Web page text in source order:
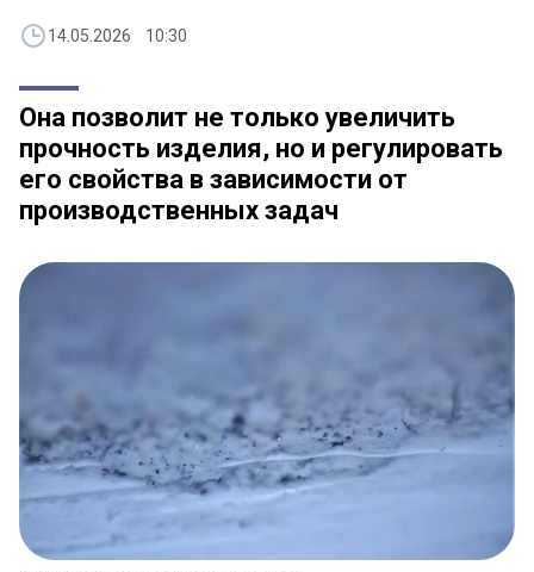
14.05.2026 10:30
Она позволит не только увеличить
прочность изделия, но и регулировать
его свойства в зависимости от
производственных задач